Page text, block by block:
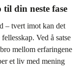
din neste fase
– tvert imot kan det
Ved å satse
mellom erfaringene
et liv med mening